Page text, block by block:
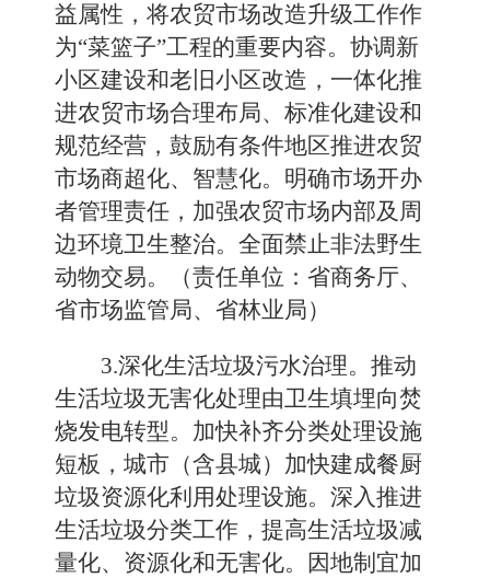
益属性，将农贸市场改造升级工作作
为“菜篮子”工程的重要内容。协调新
小区建设和老旧小区改造，一体化推
进农贸市场合理布局、标准化建设和
规范经营，鼓励有条件地区推进农贸
市场商超化、智慧化。明确市场开办
者管理责任，加强农贸市场内部及周
边环境卫生整治。全面禁止非法野生
动物交易。（责任单位：省商务厅、
省市场监管局、省林业局）
3.深化生活垃圾污水治理。推动
生活垃圾无害化处理由卫生填埋向焚
烧发电转型。加快补齐分类处理设施
短板，城市（含县城）加快建成餐厨
垃圾资源化利用处理设施。深入推进
生活垃圾分类工作，提高生活垃圾减
量化、资源化和无害化。因地制宜加